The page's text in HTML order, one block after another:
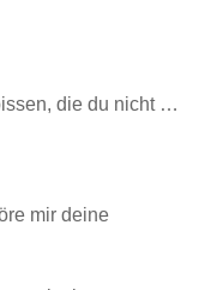
die du nicht …
mir deine